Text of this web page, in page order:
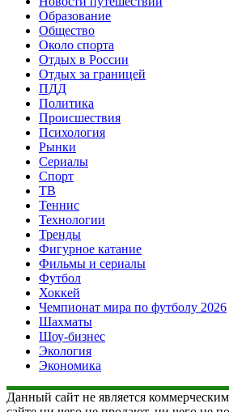
Образование
Общество
Около спорта
Отдых в России
Отдых за границей
ПДД
Политика
Происшествия
Психология
Рынки
Сериалы
Спорт
ТВ
Теннис
Технологии
Тренды
Фигурное катание
Фильмы и сериалы
Футбол
Хоккей
Чемпионат мира по футболу 2026
Шахматы
Шоу-бизнес
Экология
Экономика
Данный сайт не является